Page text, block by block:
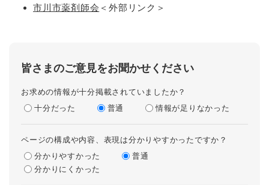
市川市薬剤師会 ＜外部リンク＞
皆さまのご意見をお聞かせください
お求めの情報が十分掲載されていましたか？
十分だった
普通 情報が足りなかった
ページの構成や内容、表現は分かりやすかったですか？
分かりやすかった
普通
分かりにくかった